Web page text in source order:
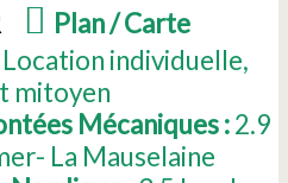
Plan / Carte)
Location individuelle
mitoyen
Mécaniques :2.9
La Mauselaine